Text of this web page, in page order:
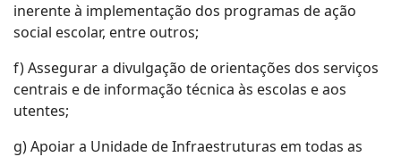
inerente à implementação dos programas de ação
social escolar, entre outros;
f) Assegurar a divulgação de orientações dos serviços
centrais e de informação técnica às escolas e aos
utentes;
g) Apoiar a Unidade de Infraestruturas em todas as